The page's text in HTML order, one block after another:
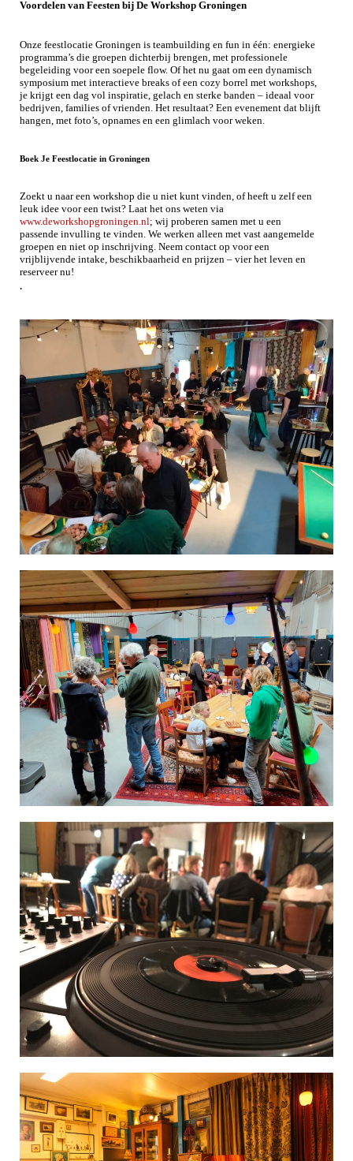
Voordelen van Feesten bij De Workshop Groningen
Onze feestlocatie Groningen is teambuilding en fun in één: energieke
programma’s die groepen dichterbij brengen, met professionele
begeleiding voor een soepele flow. Of het nu gaat om een dynamisch
symposium met interactieve breaks of een cozy borrel met workshops,
je krijgt een dag vol inspiratie, gelach en sterke banden – ideaal voor
bedrijven, families of vrienden. Het resultaat? Een evenement dat blijft
hangen, met foto’s, opnames en een glimlach voor weken.
Boek Je Feestlocatie in Groningen
Zoekt u naar een workshop die u niet kunt vinden, of heeft u zelf een
leuk idee voor een twist? Laat het ons weten via
www.deworkshopgroningen.nl; wij proberen samen met u een
passende invulling te vinden. We werken alleen met vast aangemelde
groepen en niet op inschrijving. Neem contact op voor een
vrijblijvende intake, beschikbaarheid en prijzen – vier het leven en
reserveer nu!
.